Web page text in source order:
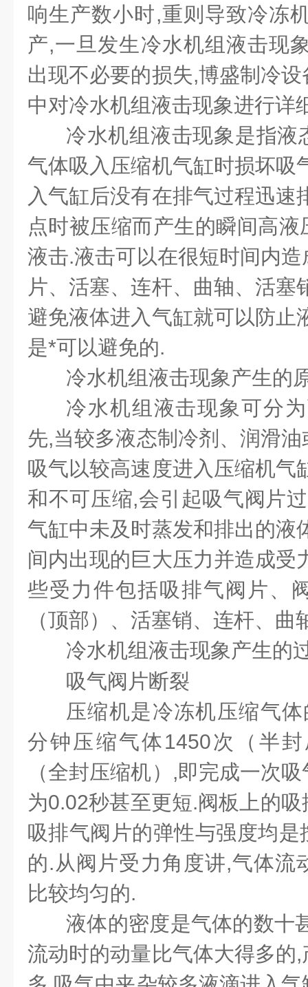
响生产数小时,重则导致冷冻
产,一旦发生冷水机组液击现
出现不必要的损失,博盛制冷
中对冷水机组液击现象进行详
冷水机组液击现象是指液
气体吸入压缩机气缸时损坏吸
入气缸后没有在排气过程迅速
点时被压缩而产生的瞬间高
液击.液击可以在很短时间内
片、活塞、连杆、曲轴、活塞
避免液体进入气缸就可以防止
是*可以避免的.
冷水机组液击现象产生的
冷水机组液击现象可分
先,当较多液态制冷剂、润滑
吸气以较高速度进入压缩机气
和不可压缩,会引起吸气阀片
气缸中未及时蒸发和排出的液
间内出现的巨大压力并造成受
些受力件包括吸排气阀片、
（顶部）、活塞销、连杆、曲
冷水机组液击现象产生的
吸气阀片断裂
压缩机是冷冻机压缩气
分钟压缩气体1450次（半
（全封压缩机）,即完成一次
为0.02秒甚至更短.阀板上的
吸排气阀片的弹性与强度均
的.从阀片受力角度讲,气体流
比较均匀的.
液体的密度是气体的数十
流动时的动量比气体大得多的